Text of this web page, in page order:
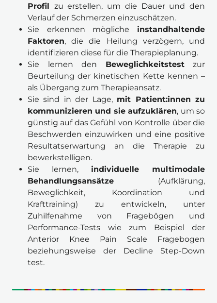
Profil zu erstellen, um die Dauer und den
Verlauf der Schmerzen einzuschätzen.
Sie erkennen mögliche instandhaltende
Faktoren, die die Heilung verzögern, und
identifizieren diese für die Therapieplanung.
Sie lernen den Beweglichkeitstest zur
Beurteilung der kinetischen Kette kennen –
als Übergang zum Therapieansatz.
Sie sind in der Lage, mit Patient:innen zu
kommunizieren und sie aufzuklären, um so
günstig auf das Gefühl von Kontrolle über die
Beschwerden einzuwirken und eine positive
Resultatserwartung an die Therapie zu
bewerkstelligen.
Sie lernen, individuelle multimodale
Behandlungsansätze (Aufklärung,
Beweglichkeit, Koordination und
Krafttraining) zu entwickeln, unter
Zuhilfenahme von Fragebögen und
Performance-Tests wie zum Beispiel der
Anterior Knee Pain Scale Fragebogen
beziehungsweise der Decline Step-Down
test.